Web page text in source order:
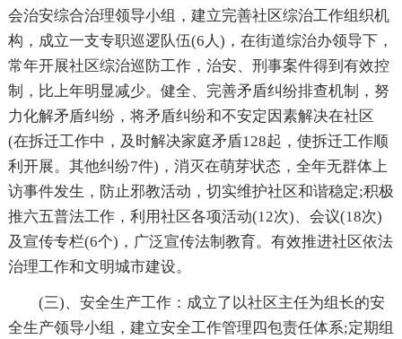
会治安综合治理领导小组，建立完善社区综治工作组织机
构，成立一支专职巡逻队伍(6人)，在街道综治办领导下，
常年开展社区综治巡防工作，治安、刑事案件得到有效控
制，比上年明显减少。健全、完善矛盾纠纷排查机制，努
力化解矛盾纠纷，将矛盾纠纷和不安定因素解决在社区
(在拆迁工作中，及时解决家庭矛盾128起，使拆迁工作顺
利开展。其他纠纷7件)，消灭在萌芽状态，全年无群体上
访事件发生，防止邪教活动，切实维护社区和谐稳定;积极
推六五普法工作，利用社区各项活动(12次)、会议(18次)
及宣传专栏(6个)，广泛宣传法制教育。有效推进社区依法
治理工作和文明城市建设。
(三)、安全生产工作：成立了以社区主任为组长的安
全生产领导小组，建立安全工作管理四包责任体系;定期组